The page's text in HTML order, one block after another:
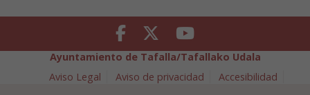
Facebook Twitter Youtube
Ayuntamiento de Tafalla/Tafallako Udala
Aviso Legal
Aviso de privacidad
Accesibilidad